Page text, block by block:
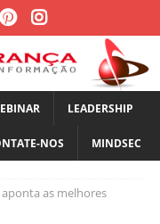
LEADERSHIP
NOS MINDSEC
aponta as melhores